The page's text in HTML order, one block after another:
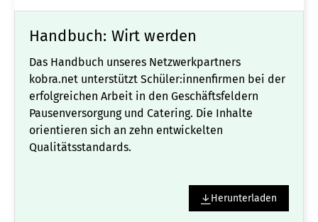
Handbuch: Wirt werden
Das Handbuch unseres Netzwerkpartners
kobra.net unterstützt Schüler:innenfirmen bei der
erfolgreichen Arbeit in den Geschäftsfeldern
Pausenversorgung und Catering. Die Inhalte
orientieren sich an zehn entwickelten
Qualitätsstandards.
Herunterladen